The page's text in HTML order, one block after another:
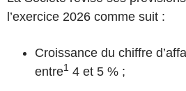
l’exercice 2026 comme suit :
Croissance du chiffre
entre1 4 et 5 % ;